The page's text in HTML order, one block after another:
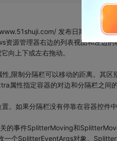
发布日期：2008-
资源管理器右边的列表视图和左边
向上下或左右拖动。
,限制分隔栏可以移动的距离。其
属性指定容器的对边和分隔栏之间
。如果分隔栏没有停靠在容器控件中
的事件SplitterMoving和
一个SplitterEventArgs对象。